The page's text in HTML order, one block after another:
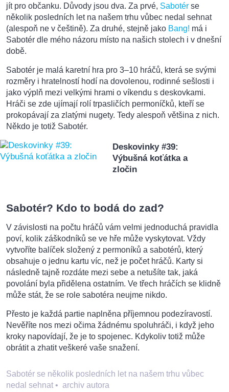
jít pro občanku. Důvody jsou dva. Za prvé, Sabotér se
několik posledních let na našem trhu vůbec nedal sehnat
(alespoň ne v češtině). Za druhé, stejně jako Bang! má i
Sabotér dle mého názoru místo na našich stolech i v dnešní
době.
Sabotér je malá karetní hra pro 3–10 hráčů, která se svými
rozměry i hratelností hodí na dovolenou, rodinné sešlosti i
jako výplň mezi velkými hrami o víkendu s deskovkami.
Hráči se zde ujímají rolí trpasličích permoníčků, kteří se
prokopávají za zlatými nugety. Tedy alespoň většina z nich.
Někdo je totiž Sabotér.
Deskovinky #39:
Výbušná koťátka a
zločin
Sabotér? Kdo to bodá do zad?
V závislosti na počtu hráčů vám velmi jednoduchá pravidla
poví, kolik záškodníků se ve hře může vyskytovat. Vždy
vytvoříte balíček složený z permoníků a sabotérů, který
obsahuje o jednu kartu víc, než je počet hráčů. Karty si
následně tajně rozdáte mezi sebe a netušíte tak, jaká
povolání byla přidělena ostatním. Ve třech hráčích se klidně
může stát, že se role sabotéra neujme nikdo.
Přesto je každá partie naplněna příjemnou podezíravostí.
Nevěříte nos mezi očima žádnému spoluhráči, i když jeho
kroky napovídají, že je to spojenec. Kdykoliv totiž může
obrátit a zhatit veškeré vaše snažení.
Sabotér se několik posledních let na našem trhu vůbec
nedal sehnat • archiv autora